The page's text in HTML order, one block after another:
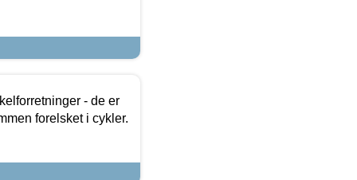
- de er
forelsket i cykler.